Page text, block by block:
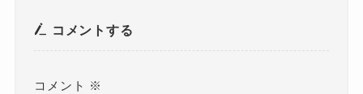
コメントする
コメント ※